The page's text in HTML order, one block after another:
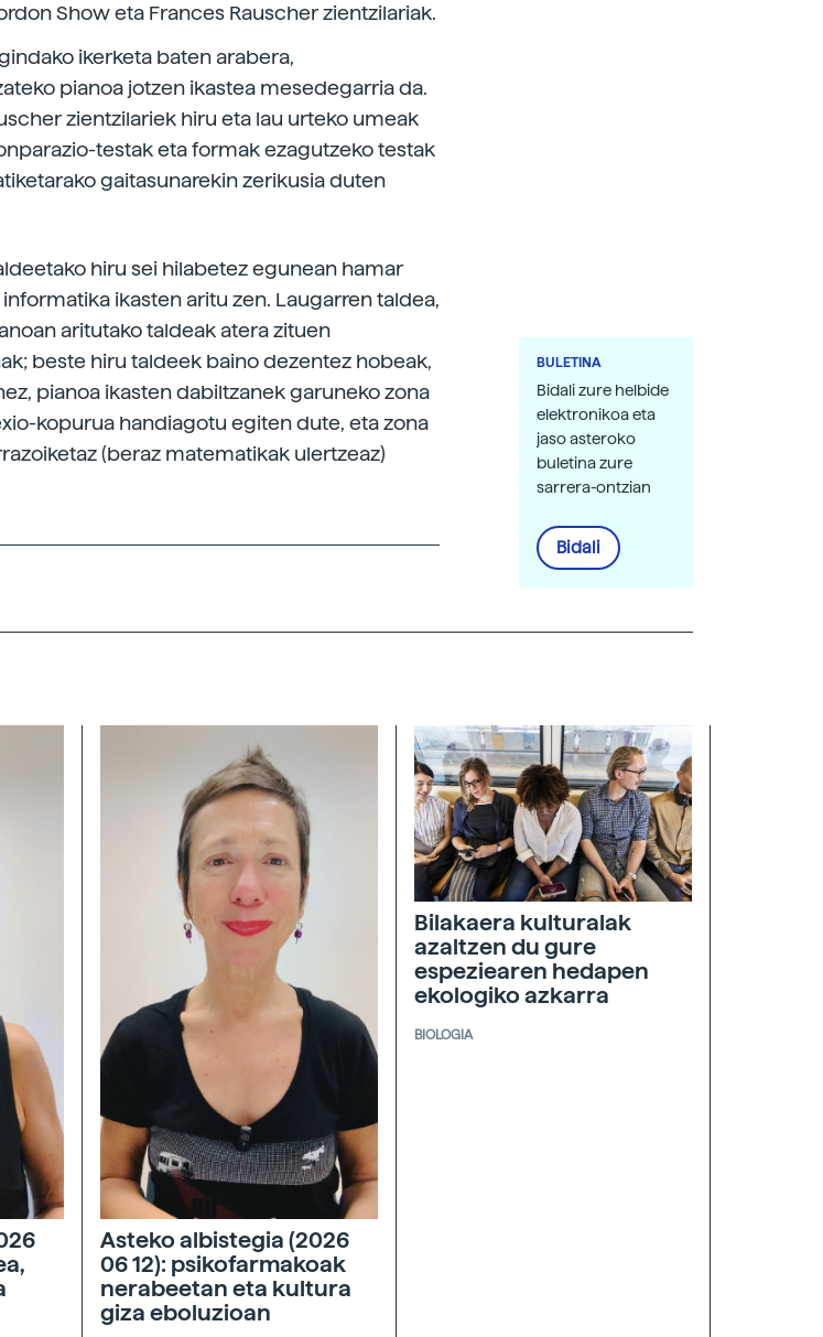
Show eta Frances Rauscher zientzilariak.
ikerketa baten arabera,
pianoa jotzen ikastea mesedegarria da.
zientzilariek hiru eta lau urteko umeak
testak eta formak ezagutzeko testak
gaitasunarekin zerikusia duten
hiru sei hilabetez egunean hamar
ikasten aritu zen. Laugarren taldea,
aritutako taldeak atera zituen
beste hiru taldeek baino dezentez hobeak,
pianoa ikasten dabiltzanek garuneko zona
kopurua handiagotu egiten dute, eta zona
(beraz matematikak ulertzeaz)
BULETINA
Bidali zure helbide
elektronikoa eta
jaso asteroko
buletina zure
sarrera-ontzian
Bidali
Asteko albistegia (2026
06 12): psikofarmakoak
nerabeetan eta kultura
giza eboluzioan
Bilakaera kulturalak
azaltzen du gure
espeziearen hedapen
ekologiko azkarra
BIOLOGIA